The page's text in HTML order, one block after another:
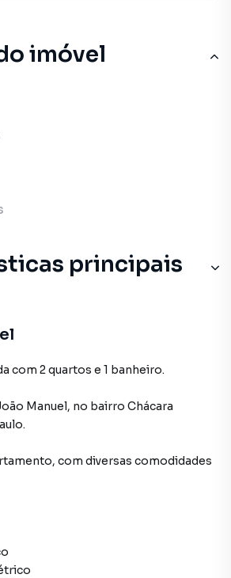
imóvel
principais
com 2 quartos e 1 banheiro.
Manuel, no bairro Chácara
.
, com diversas comodidades